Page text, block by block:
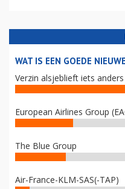
WAT IS EEN GOEDE
Verzin alsjeblieft iets anders
European Airlines Group
The Blue Group
Air-France-KLM-SAS(-TAP)